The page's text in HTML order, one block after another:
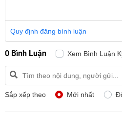
Quy định đăng bình luận
0 Bình Luận Xem Bình Luận
Sắp xếp theo Mới nhất